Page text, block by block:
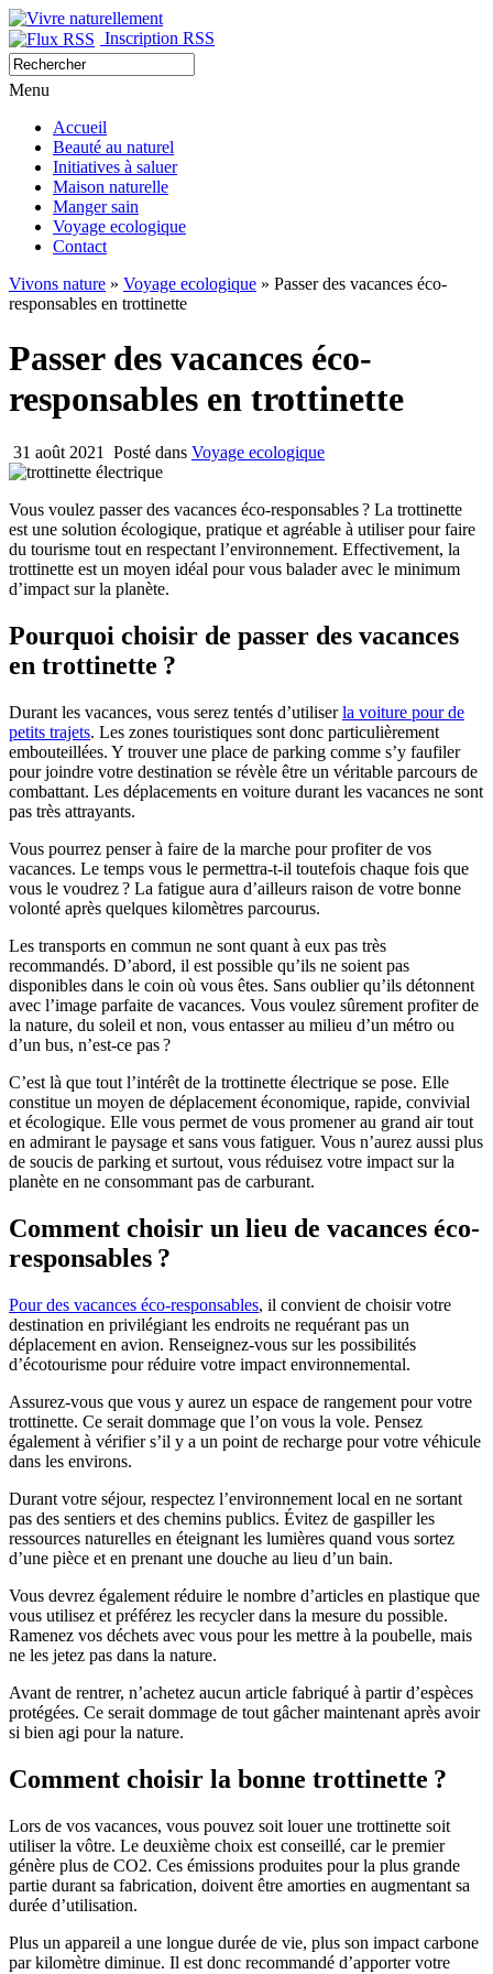
Inscription RSS
Menu
Accueil
Beauté au naturel
Initiatives à saluer
Maison naturelle
Manger sain
Voyage ecologique
Contact
Vivons nature » Voyage ecologique » Passer des vacances éco-
responsables en trottinette
Passer des vacances éco-
responsables en trottinette
31 août 2021 Posté dans Voyage ecologique
Vous voulez passer des vacances éco-responsables ? La trottinette
est une solution écologique, pratique et agréable à utiliser pour faire
du tourisme tout en respectant l’environnement. Effectivement, la
trottinette est un moyen idéal pour vous balader avec le minimum
d’impact sur la planète.
Pourquoi choisir de passer des vacances
en trottinette ?
Durant les vacances, vous serez tentés d’utiliserla voiture pour de
petits trajets. Les zones touristiques sont donc particulièrement
embouteillées. Y trouver une place de parking comme s’y faufiler
pour joindre votre destination se révèle être un véritable parcours de
combattant. Les déplacements en voiture durant les vacances ne sont
pas très attrayants.
Vous pourrez penser à faire de la marche pour profiter de vos
vacances. Le temps vous le permettra-t-il toutefois chaque fois que
vous le voudrez ? La fatigue aura d’ailleurs raison de votre bonne
volonté après quelques kilomètres parcourus.
Les transports en commun ne sont quant à eux pas très
recommandés. D’abord, il est possible qu’ils ne soient pas
disponibles dans le coin où vous êtes. Sans oublier qu’ils détonnent
avec l’image parfaite de vacances. Vous voulez sûrement profiter de
la nature, du soleil et non, vous entasser au milieu d’un métro ou
d’un bus, n’est-ce pas ?
C’est là que tout l’intérêt de la trottinette électrique se pose. Elle
constitue un moyen de déplacement économique, rapide, convivial
et écologique. Elle vous permet de vous promener au grand air tout
en admirant le paysage et sans vous fatiguer. Vous n’aurez aussi plus
de soucis de parking et surtout, vous réduisez votre impact sur la
planète en ne consommant pas de carburant.
Comment choisir un lieu de vacances éco-
responsables ?
Pour des vacances éco-responsables, il convient de choisir votre
destination en privilégiant les endroits ne requérant pas un
déplacement en avion. Renseignez-vous sur les possibilités
d’écotourisme pour réduire votre impact environnemental.
Assurez-vous que vous y aurez un espace de rangement pour votre
trottinette. Ce serait dommage que l’on vous la vole. Pensez
également à vérifier s’il y a un point de recharge pour votre véhicule
dans les environs.
Durant votre séjour, respectez l’environnement local en ne sortant
pas des sentiers et des chemins publics. Évitez de gaspiller les
ressources naturelles en éteignant les lumières quand vous sortez
d’une pièce et en prenant une douche au lieu d’un bain.
Vous devrez également réduire le nombre d’articles en plastique que
vous utilisez et préférez les recycler dans la mesure du possible.
Ramenez vos déchets avec vous pour les mettre à la poubelle, mais
ne les jetez pas dans la nature.
Avant de rentrer, n’achetez aucun article fabriqué à partir d’espèces
protégées. Ce serait dommage de tout gâcher maintenant après avoir
si bien agi pour la nature.
Comment choisir la bonne trottinette ?
Lors de vos vacances, vous pouvez soit louer une trottinette soit
utiliser la vôtre. Le deuxième choix est conseillé, car le premier
génère plus de CO2. Ces émissions produites pour la plus grande
partie durant sa fabrication, doivent être amorties en augmentant sa
durée d’utilisation.
Plus un appareil a une longue durée de vie, plus son impact carbone
par kilomètre diminue. Il est donc recommandé d’apporter votre